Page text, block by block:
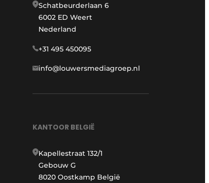
Schatbeurderlaan 6
6002 ED Weert
Nederland
+31 495 450095
info@louwersmediagroep.nl
KANTOOR BELGIË
Kapellestraat 132/1
Gebouw G
8020 Oostkamp België